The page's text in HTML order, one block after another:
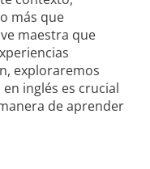
más que
maestra que
exploraremos
inglés es crucial
de aprender